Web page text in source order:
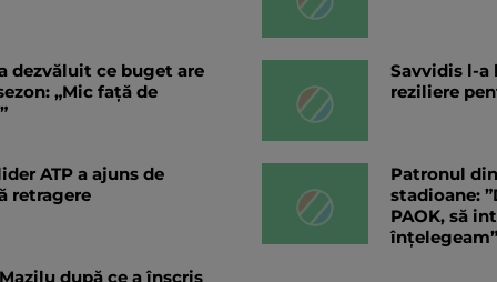
dezvăluit ce buget are
„Mic față de
ATP a ajuns de
retragere
după ce a înscris
Savvidis l-a
reziliere
Patronul
stadioane:
PAOK, să
înțelegeam”